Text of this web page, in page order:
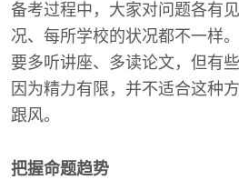
备考过程中，大家对问题各有
况、每所学校的状况都不一样
要多听讲座、多读论文，但有
因为精力有限，并不适合这种
跟风。
把握命题趋势